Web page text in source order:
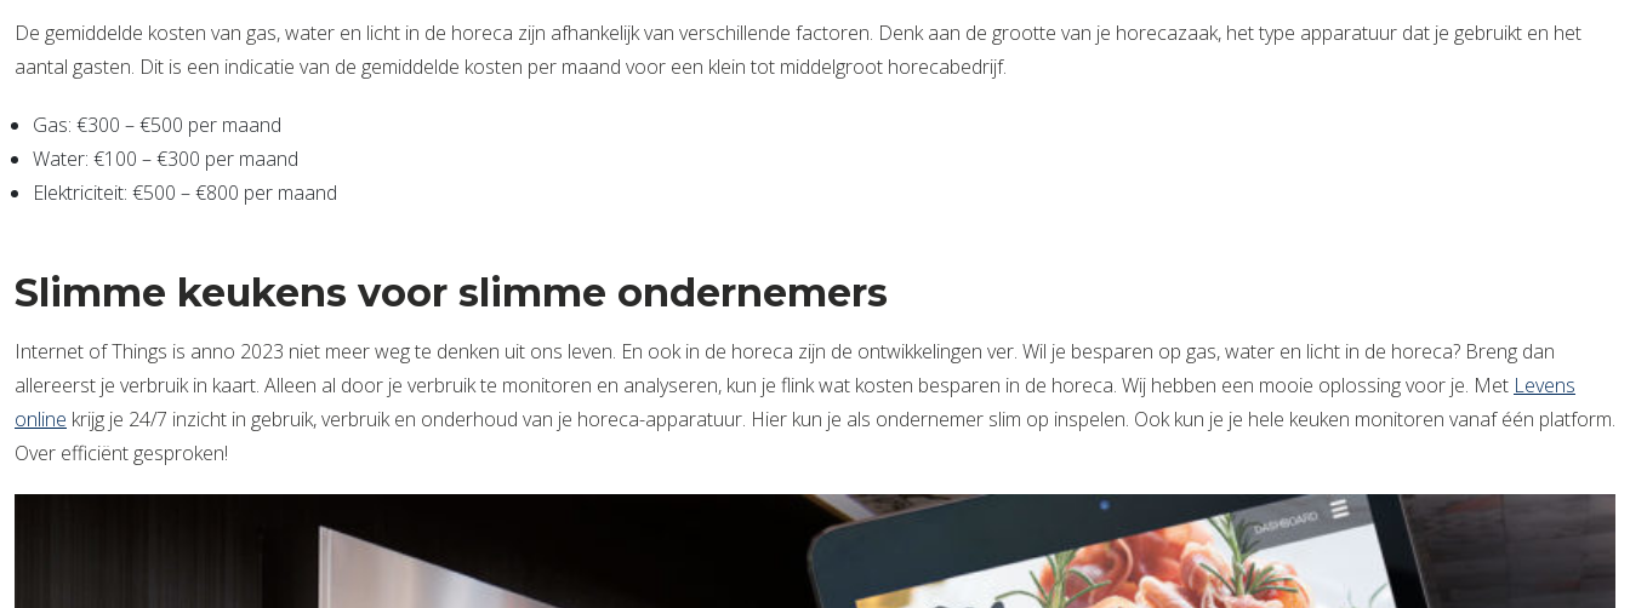
De gemiddelde kosten van gas, water en licht in de horeca zijn afhankelijk van verschillende factoren. Denk aan de grootte van je horecazaak, het type apparatuur dat je gebruikt en het
aantal gasten. Dit is een indicatie van de gemiddelde kosten per maand voor een klein tot middelgroot horecabedrijf.
Gas: €300 – €500 per maand
Water: €100 – €300 per maand
Elektriciteit: €500 – €800 per maand
Slimme keukens voor slimme ondernemers
Internet of Things is anno 2023 niet meer weg te denken uit ons leven. En ook in de horeca zijn de ontwikkelingen ver. Wil je besparen op gas, water en licht in de horeca? Breng dan
allereerst je verbruik in kaart. Alleen al door je verbruik te monitoren en analyseren, kun je flink wat kosten besparen in de horeca. Wij hebben een mooie oplossing voor je. Met Levens
online krijg je 24/7 inzicht in gebruik, verbruik en onderhoud van je horeca-apparatuur. Hier kun je als ondernemer slim op inspelen. Ook kun je je hele keuken monitoren vanaf één platform.
Over efficiënt gesproken!